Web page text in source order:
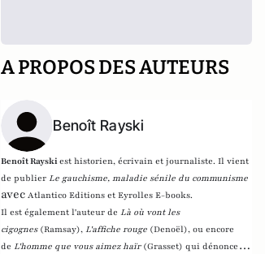
A PROPOS DES AUTEURS
Benoît Rayski
Benoît Rayskiest historien, écrivain et journaliste. Il vient
de publierLe gauchisme, maladie sénile du communisme
avecAtlantico Editions et Eyrolles E-books.
Il est également l'auteur deLà où vont les
cigognes (Ramsay),L'affiche rouge (Denoël), ou encore
deL'homme que vous aimez haïr (Grasset) qui dénonce l'